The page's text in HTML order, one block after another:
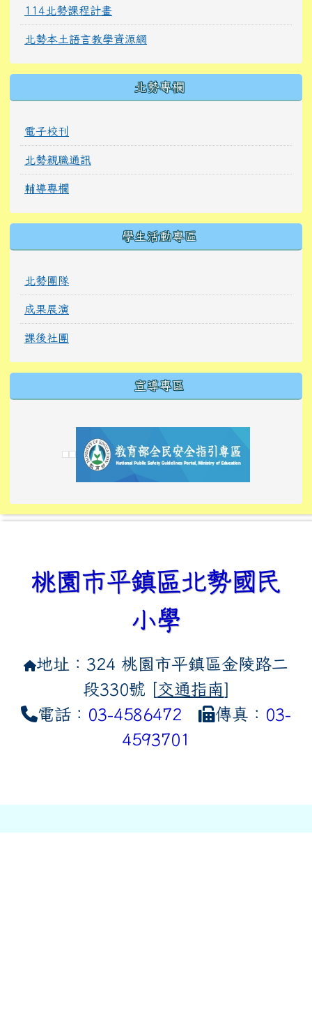
114北勢課程計畫
北勢本土語言教學資源網
北勢專欄
電子校刊
北勢親職通訊
輔導專欄
學生活動專區
北勢團隊
成果展演
課後社團
宣導專區
link to https://
link to https://10000.gov.tw/
link to https://
link to https://10000.gov.tw/
link to https://
link to https://
link to https://i.win.org.tw/
link to https://
link to https://
link to https://
link to https://
桃園市平鎮區北勢國民
小學
地址：324 桃園市平鎮區金陵路二
段330號 [交通指南]
電話： 03-4586472 傳真： 03-
4593701